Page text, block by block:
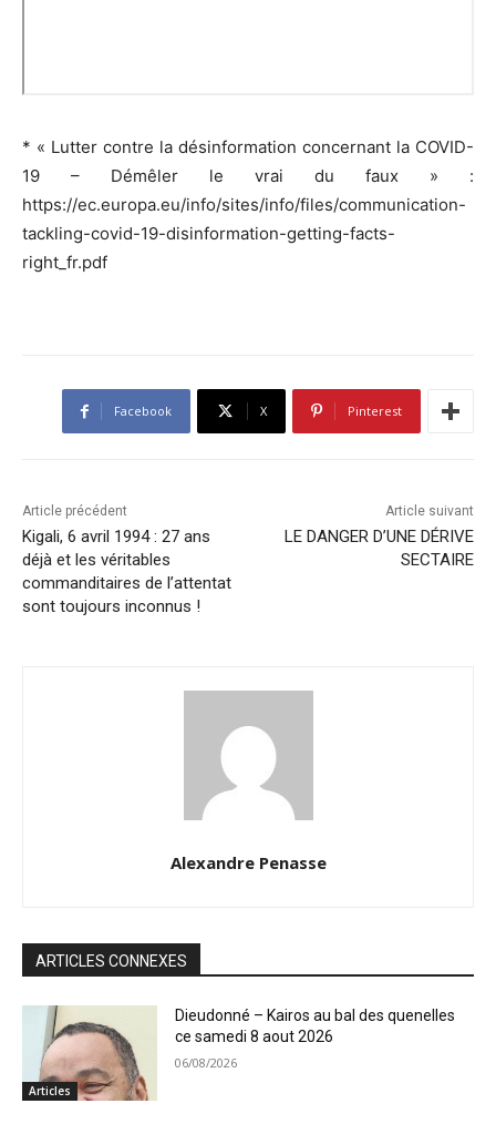
* « Lutter contre la désinformation concernant la COVID-
19 – Démêler le vrai du faux » :
https://ec.europa.eu/info/sites/info/files/communication-
tackling-covid-19-disinformation-getting-facts-
right_fr.pdf
Facebook X Pinterest
Article précédent
Kigali, 6 avril 1994 : 27 ans
déjà et les véritables
commanditaires de l’attentat
sont toujours inconnus !
Article suivant
LE DANGER D’UNE DÉRIVE
SECTAIRE
Alexandre Penasse
ARTICLES CONNEXES
Articles
Dieudonné – Kairos au bal des quenelles
ce samedi 8 aout 2026
06/08/2026